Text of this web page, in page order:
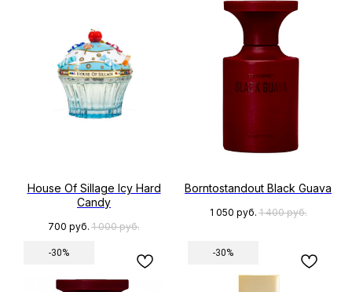
House Of Sillage Icy Hard
Candy
700 руб. 1 000 руб.
Borntostandout Black Guava
1 050 руб. 1 400 руб.
-30% -30%